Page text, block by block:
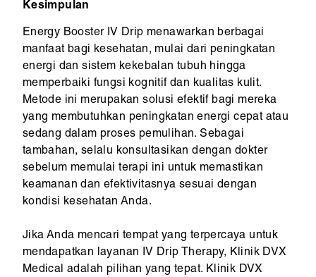
Kesimpulan
Energy Booster IV Drip menawarkan berbagai
manfaat bagi kesehatan, mulai dari peningkatan
energi dan sistem kekebalan tubuh hingga
memperbaiki fungsi kognitif dan kualitas kulit.
Metode ini merupakan solusi efektif bagi mereka
yang membutuhkan peningkatan energi cepat atau
sedang dalam proses pemulihan. Sebagai
tambahan, selalu konsultasikan dengan dokter
sebelum memulai terapi ini untuk memastikan
keamanan dan efektivitasnya sesuai dengan
kondisi kesehatan Anda.
Jika Anda mencari tempat yang terpercaya untuk
mendapatkan layanan IV Drip Therapy, Klinik DVX
Medical adalah pilihan yang tepat. Klinik DVX